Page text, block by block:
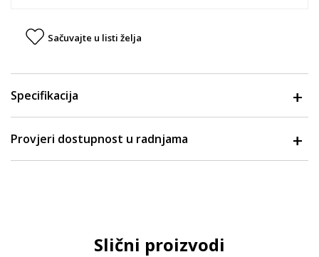
Sačuvajte u listi želja
Specifikacija
Provjeri dostupnost u radnjama
Slični proizvodi